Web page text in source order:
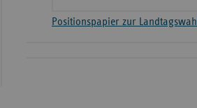
Positionspapier zur Landtagswahl